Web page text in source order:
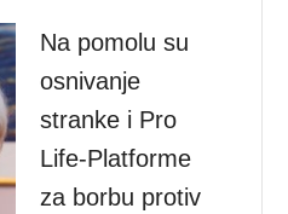
Na pomolu su
osnivanje
stranke i Pro
Life-Platforme
za borbu protiv